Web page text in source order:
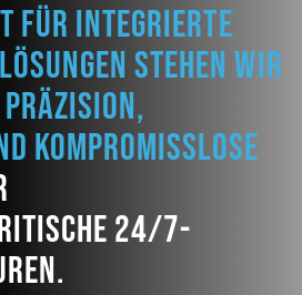
für integrierte
stehen wir
kompromisslose
24/7-